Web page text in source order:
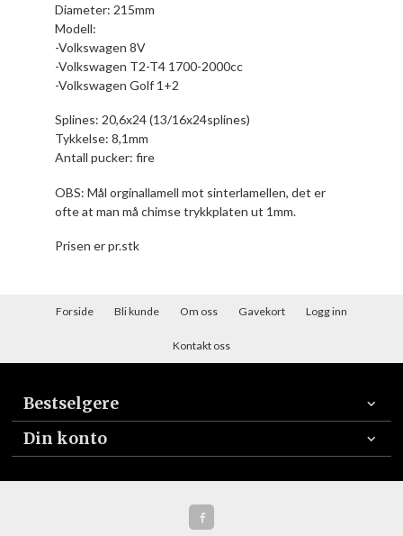
Diameter: 215mm
Modell:
-Volkswagen 8V
-Volkswagen T2-T4 1700-2000cc
-Volkswagen Golf 1+2
Splines: 20,6x24 (13/16x24splines)
Tykkelse: 8,1mm
Antall pucker: fire
OBS: Mål orginallamell mot sinterlamellen, det er
ofte at man må chimse trykkplaten ut 1mm.
Prisen er pr.stk
Forside Bli kunde Om oss Gavekort Logg inn
Kontakt oss
Bestselgere
Din konto